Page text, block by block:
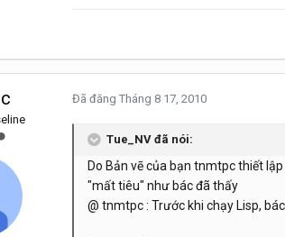
Đã đăng Tháng 8 17, 2010
Tue_NV đã nói:
Do Bản vẽ của bạn tnmtpc thiết
"mất tiêu" như bác đã thấy
@ tnmtpc : Trước khi chạy Lisp,